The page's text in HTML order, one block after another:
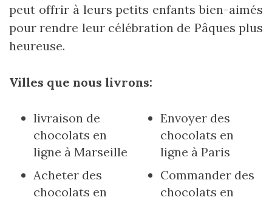
peut offrir à leurs petits enfants bien-aimés
pour rendre leur célébration de Pâques plus
heureuse.
Villes que nous livrons:
livraison de
chocolats en
ligne à Marseille
Envoyer des
chocolats en
ligne à Paris
Acheter des
chocolats en
Commander des
chocolats en